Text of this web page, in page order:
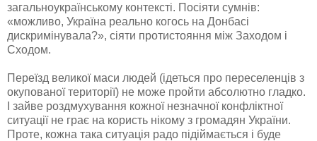
загальноукраїнському контексті. Посіяти сумнів:
«можливо, Україна реально когось на Донбасі
дискримінувала?», сіяти протистояння між Заходом і
Сходом.
Переїзд великої маси людей (ідеться про переселенців з
окупованої території) не може пройти абсолютно гладко.
І зайве роздмухування кожної незначної конфліктної
ситуації не грає на користь нікому з громадян України.
Проте, кожна така ситуація радо підіймається і буде